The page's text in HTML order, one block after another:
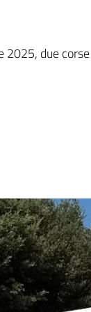
2025, due